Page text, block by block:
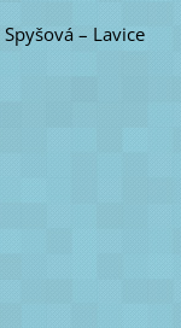
Spyšová – Lavice